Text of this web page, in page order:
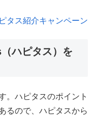
タス紹介キャンペーン
ハピタス）を
。ハピタスのポイント
るので、ハピタスから